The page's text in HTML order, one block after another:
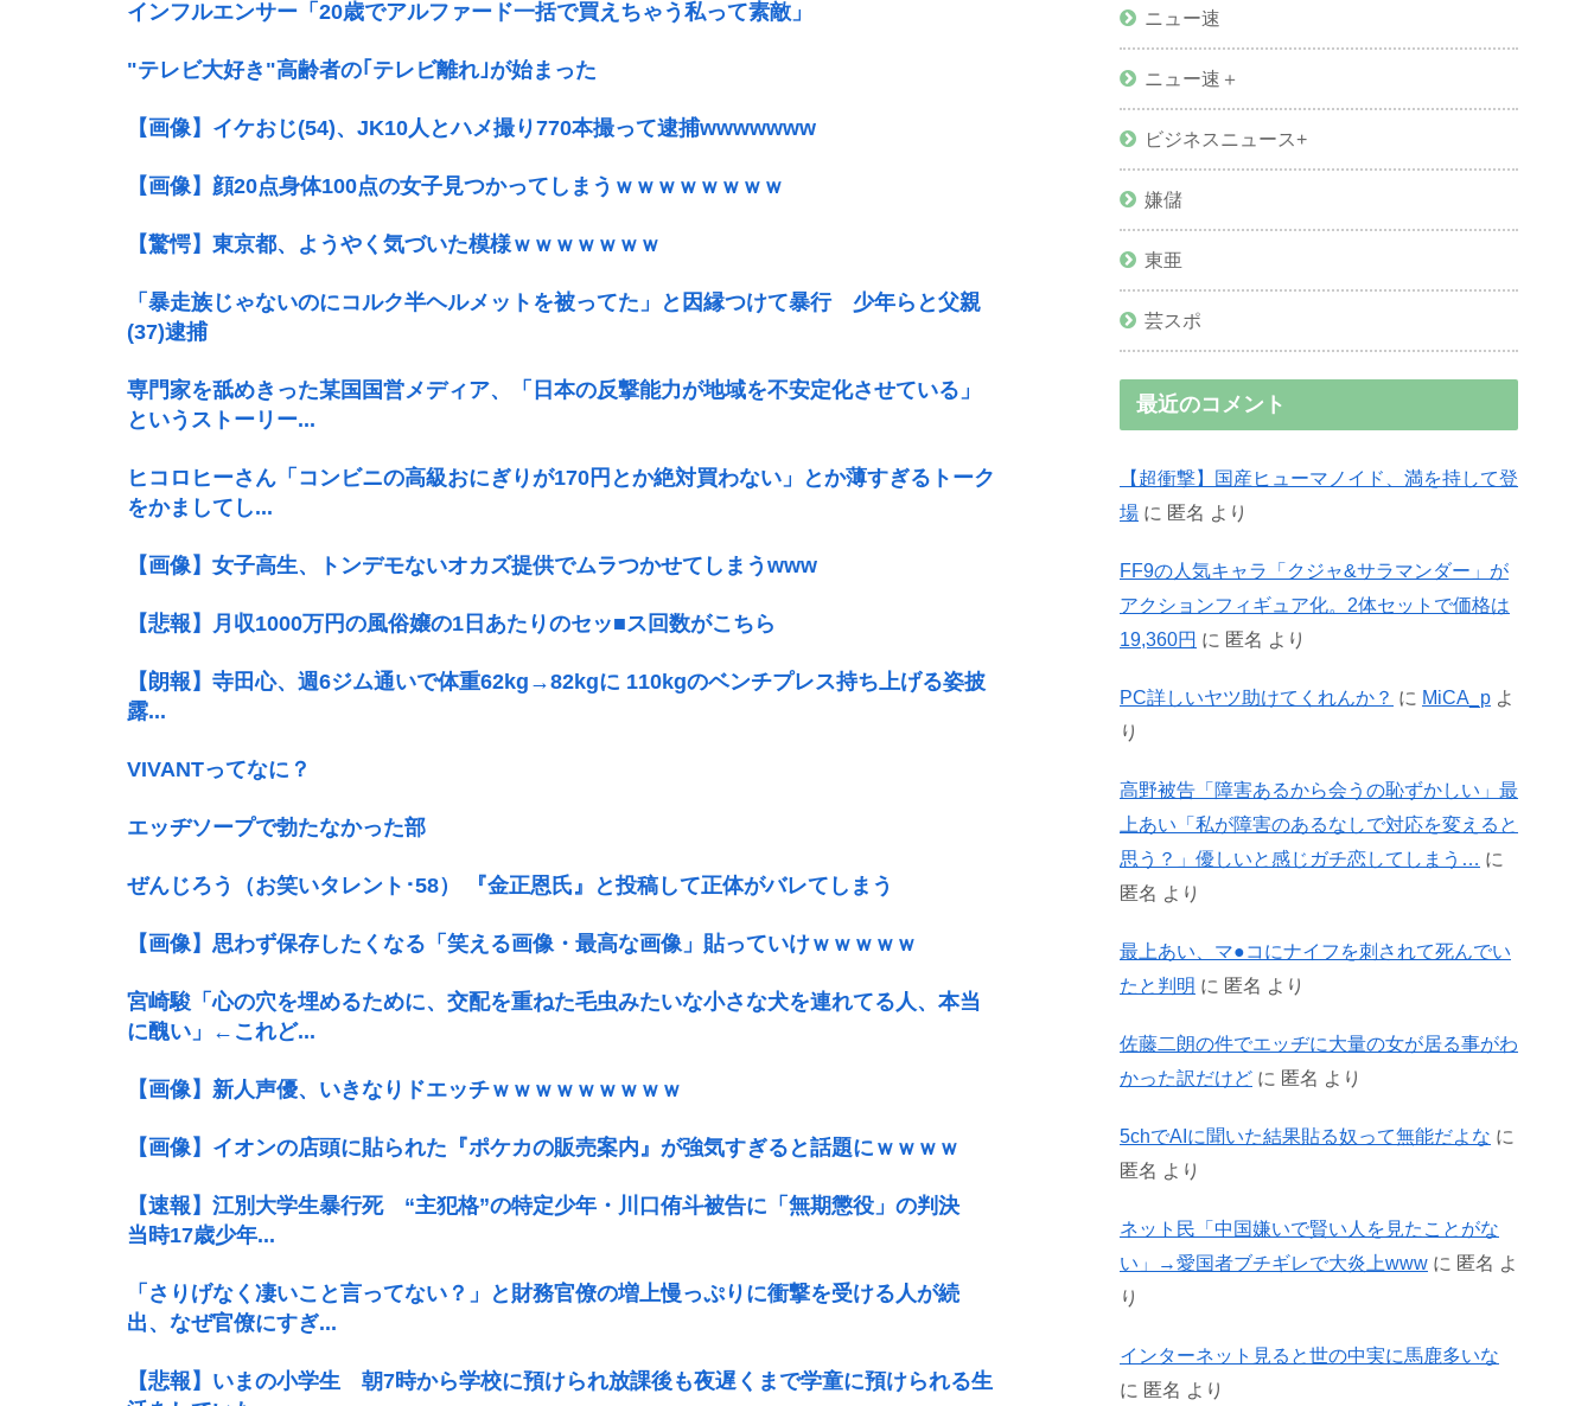
インフルエンサー「20歳でアルファード一括で買えちゃう私って素敵」
"テレビ大好き"高齢者の｢テレビ離れ｣が始まった
【画像】イケおじ(54)、JK10人とハメ撮り770本撮って逮捕wwwwwww
【画像】顔20点身体100点の女子見つかってしまうｗｗｗｗｗｗｗｗ
【驚愕】東京都、ようやく気づいた模様ｗｗｗｗｗｗｗ
「暴走族じゃないのにコルク半ヘルメットを被ってた」と因縁つけて暴行 少年らと父親
(37)逮捕
専門家を舐めきった某国国営メディア、「日本の反撃能力が地域を不安定化させている」
というストーリー...
ヒコロヒーさん「コンビニの高級おにぎりが170円とか絶対買わない」とか薄すぎるトーク
をかましてし...
【画像】女子高生、トンデモないオカズ提供でムラつかせてしまうwww
【悲報】月収1000万円の風俗嬢の1日あたりのセッ■ス回数がこちら
【朗報】寺田心、週6ジム通いで体重62kg→82kgに 110kgのベンチプレス持ち上げる姿披
露...
VIVANTってなに？
エッヂソープで勃たなかった部
ぜんじろう（お笑いタレント･58） 『金正恩氏』と投稿して正体がバレてしまう
【画像】思わず保存したくなる「笑える画像・最高な画像」貼っていけｗｗｗｗｗ
宮崎駿「心の穴を埋めるために、交配を重ねた毛虫みたいな小さな犬を連れてる人、本当
に醜い」←これど...
【画像】新人声優、いきなりドエッチｗｗｗｗｗｗｗｗｗ
【画像】イオンの店頭に貼られた『ポケカの販売案内』が強気すぎると話題にｗｗｗｗ
【速報】江別大学生暴行死 “主犯格”の特定少年・川口侑斗被告に「無期懲役」の判決
当時17歳少年...
「さりげなく凄いこと言ってない？」と財務官僚の増上慢っぷりに衝撃を受ける人が続
出、なぜ官僚にすぎ...
【悲報】いまの小学生 朝7時から学校に預けられ放課後も夜遅くまで学童に預けられる生
ニュー速
ニュー速＋
ビジネスニュース+
嫌儲
東亜
芸スポ
最近のコメント
【超衝撃】国産ヒューマノイド、満を持して登
場 に 匿名 より
FF9の人気キャラ「クジャ&サラマンダー」が
アクションフィギュア化。2体セットで価格は
19,360円 に 匿名 より
PC詳しいヤツ助けてくれんか？ に MiCA_p よ
り
高野被告「障害あるから会うの恥ずかしい」最
上あい「私が障害のあるなしで対応を変えると
思う？」優しいと感じガチ恋してしまう…
に
匿名 より
最上あい、マ●コにナイフを刺されて死んでい
たと判明 に 匿名 より
佐藤二朗の件でエッヂに大量の女が居る事がわ
かった訳だけど に 匿名 より
5chでAIに聞いた結果貼る奴って無能だよな に
匿名 より
ネット民「中国嫌いで賢い人を見たことがな
い」→愛国者ブチギレで大炎上www に 匿名 よ
り
インターネット見ると世の中実に馬鹿多いな
に 匿名 より